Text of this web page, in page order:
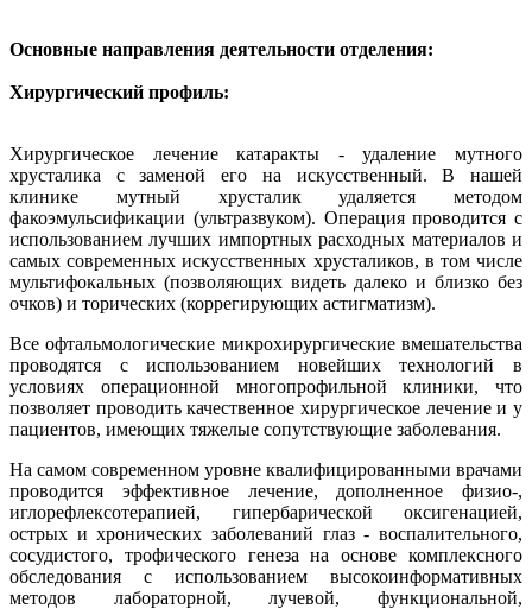
Основные направления деятельности отделения:
Хирургический профиль:
Хирургическое лечение катаракты - удаление мутного
хрусталика с заменой его на искусственный. В нашей
клинике мутный хрусталик удаляется методом
факоэмульсификации (ультразвуком). Операция проводится с
использованием лучших импортных расходных материалов и
самых современных искусственных хрусталиков, в том числе
мультифокальных (позволяющих видеть далеко и близко без
очков) и торических (коррегирующих астигматизм).
Все офтальмологические микрохирургические вмешательства
проводятся с использованием новейших технологий в
условиях операционной многопрофильной клиники, что
позволяет проводить качественное хирургическое лечение и у
пациентов, имеющих тяжелые сопутствующие заболевания.
На самом современном уровне квалифицированными врачами
проводится эффективное лечение, дополненное физио-,
иглорефлексотерапией, гипербарической оксигенацией,
острых и хронических заболеваний глаз - воспалительного,
сосудистого, трофического генеза на основе комплексного
обследования с использованием высокоинформативных
методов лабораторной, лучевой, функциональной,